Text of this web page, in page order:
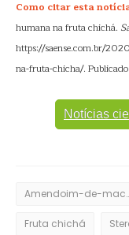
Como citar esta
humana na fruta chichá.
https://saense.com.br/
na-fruta-chicha/.
Notícias
Fruta chichá